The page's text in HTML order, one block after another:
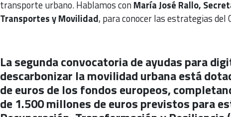
transporte urbano. Hablamos conMaría José Rallo,
Transportes y Movilidad, para conocer las estrategias del
La segunda convocatoria de ayudas para
descarbonizar la movilidad urbana está
de euros de los fondos europeos,
de 1.500 millones de euros previstos para